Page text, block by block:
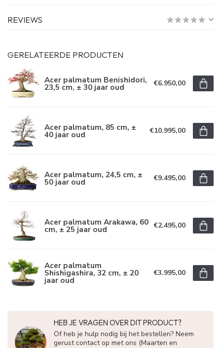
REVIEWS
GERELATEERDE PRODUCTEN
Acer palmatum Benishidori,
23,5 cm, ± 30 jaar oud €6.950,00
Acer palmatum, 85 cm, ±
40 jaar oud €10.995,00
Acer palmatum, 24,5 cm, ±
50 jaar oud €9.495,00
Acer palmatum Arakawa, 60
cm, ± 25 jaar oud €2.495,00
Acer palmatum
Shishigashira, 32 cm, ± 20
jaar oud
€3.995,00
HEB JE VRAGEN OVER DIT PRODUCT?
Of heb je hulp nodig bij het bestellen? Neem
gerust contact op met ons (Maarten en